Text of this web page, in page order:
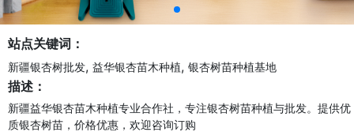
站点关键词：
新疆银杏树批发, 益华银杏苗木种植, 银杏树苗种植基地
描述：
新疆益华银杏苗木种植专业合作社，专注银杏树苗种植与批发。提供优
质银杏树苗，价格优惠，欢迎咨询订购